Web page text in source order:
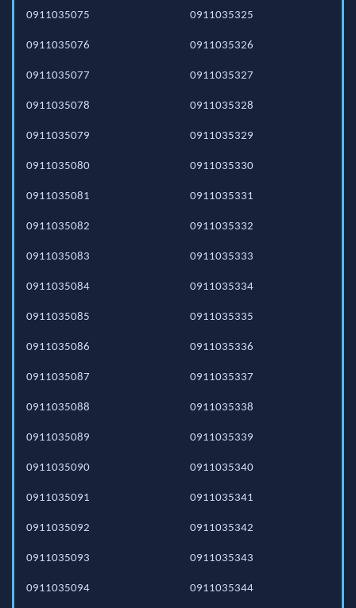
0911035075
0911035076
0911035077
0911035078
0911035079
0911035080
0911035081
0911035082
0911035083
0911035084
0911035085
0911035086
0911035087
0911035088
0911035089
0911035090
0911035091
0911035092
0911035093
0911035094
0911035325
0911035326
0911035327
0911035328
0911035329
0911035330
0911035331
0911035332
0911035333
0911035334
0911035335
0911035336
0911035337
0911035338
0911035339
0911035340
0911035341
0911035342
0911035343
0911035344